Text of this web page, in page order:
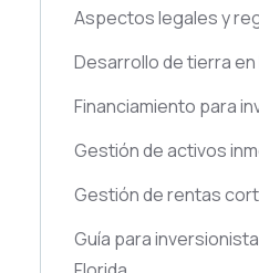
Aspectos legales y
Desarrollo de tierra en
Financiamiento para
Gestión de activos
Gestión de rentas
Guía para